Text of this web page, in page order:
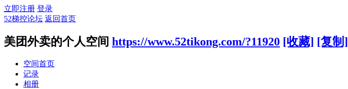
立即注册 登录
52梯控论坛 返回首页
美团外卖的个人空间 https://www.52tikong.com/?11920 [收藏] [复制]
空间首页
记录
相册